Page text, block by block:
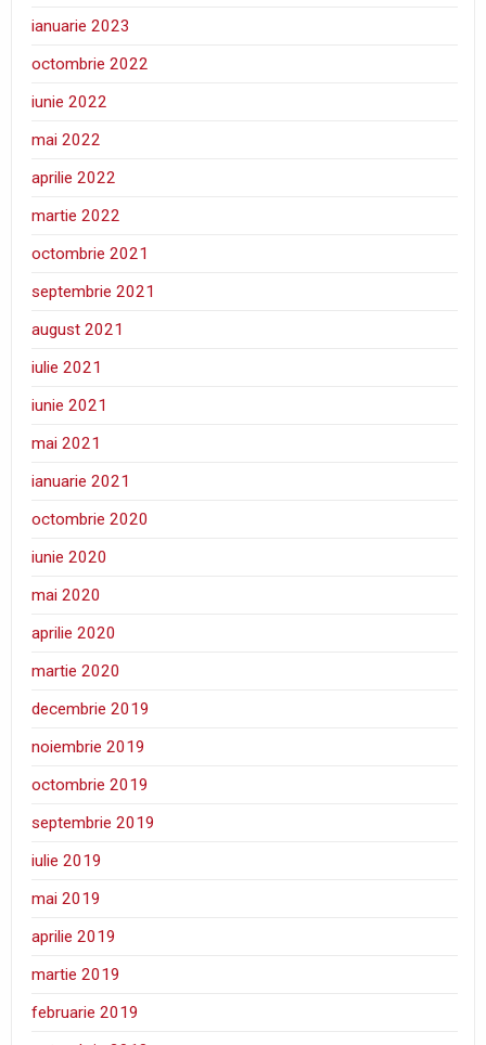
ianuarie 2023
octombrie 2022
iunie 2022
mai 2022
aprilie 2022
martie 2022
octombrie 2021
septembrie 2021
august 2021
iulie 2021
iunie 2021
mai 2021
ianuarie 2021
octombrie 2020
iunie 2020
mai 2020
aprilie 2020
martie 2020
decembrie 2019
noiembrie 2019
octombrie 2019
septembrie 2019
iulie 2019
mai 2019
aprilie 2019
martie 2019
februarie 2019